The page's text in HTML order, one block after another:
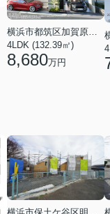
横浜市都筑区加賀原１丁目
4LDK (132.39㎡)
8,680万円